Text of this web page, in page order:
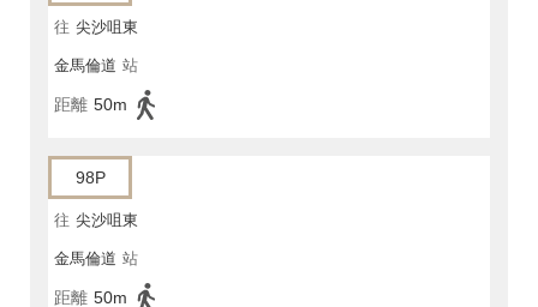
往 尖沙咀東
金馬倫道 站
距離 50m
98P
往 尖沙咀東
金馬倫道 站
距離 50m